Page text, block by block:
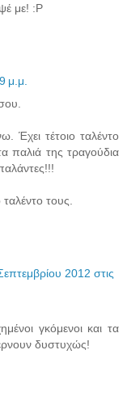
με! :P
μ.μ.
Έχει τέτοιο ταλέντο
παλιά της τραγούδια
τους.
2012 στις
γκόμενοι και τα
δυστυχώς!